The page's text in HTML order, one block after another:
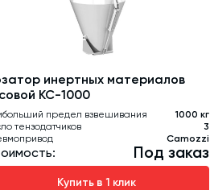
инертных материалов
КС-1000
предел взвешивания
1000 кг
тензодатчиков
3
Camozzi
Под заказ
Купить в 1 клик